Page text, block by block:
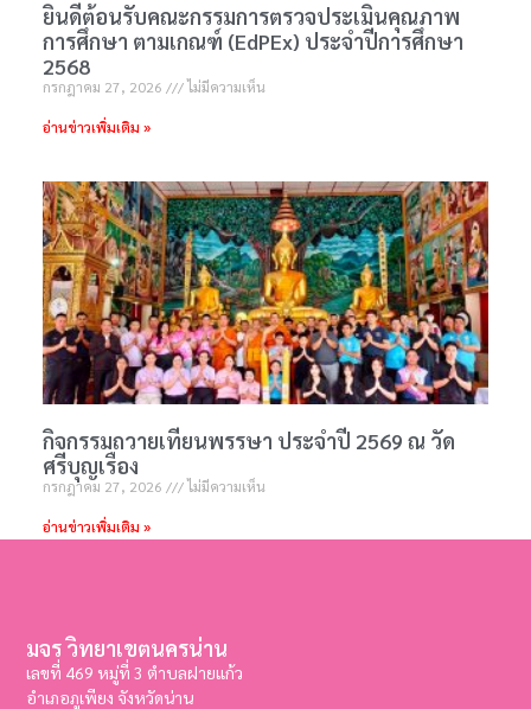
ยินดีต้อนรับคณะกรรมการตรวจประเมินคุณภาพ
การศึกษา ตามเกณฑ์ (EdPEx) ประจำปีการศึกษา
2568
กรกฎาคม 27, 2026 ไม่มีความเห็น
อ่านข่าวเพิ่มเติม »
กิจกรรมถวายเทียนพรรษา ประจำปี 2569 ณ วัด
ศรีบุญเรือง
กรกฎาคม 27, 2026 ไม่มีความเห็น
อ่านข่าวเพิ่มเติม »
มจร วิทยาเขตนครน่าน
เลขที่ 469 หมู่ที่ 3 ตำบลฝายแก้ว
อำเภอภูเพียง จังหวัดน่าน